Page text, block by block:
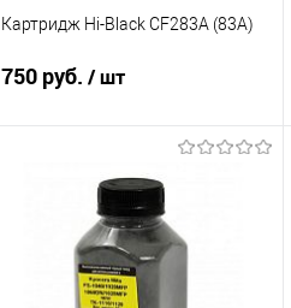
Картридж Hi-Black CF283A (83A)
750 руб. / шт
В корзину
Купить в 1 клик
Сравнение
В избранное